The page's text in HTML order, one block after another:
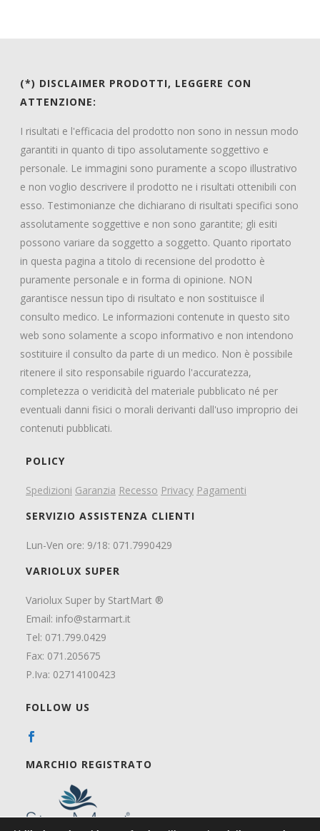
(*) DISCLAIMER PRODOTTI, LEGGERE CON
ATTENZIONE:
I risultati e l'efficacia del prodotto non sono in nessun modo
garantiti in quanto di tipo assolutamente soggettivo e
personale. Le immagini sono puramente a scopo illustrativo
e non voglio descrivere il prodotto ne i risultati ottenibili con
esso. Testimonianze che dichiarano di risultati specifici sono
assolutamente soggettive e non sono garantite; gli esiti
possono variare da soggetto a soggetto. Quanto riportato
in questa pagina a titolo di recensione del prodotto è
puramente personale e in forma di opinione. NON
garantisce nessun tipo di risultato e non sostituisce il
consulto medico. Le informazioni contenute in questo sito
web sono solamente a scopo informativo e non intendono
sostituire il consulto da parte di un medico. Non è possibile
ritenere il sito responsabile riguardo l'accuratezza,
completezza o veridicità del materiale pubblicato né per
eventuali danni fisici o morali derivanti dall'uso improprio dei
contenuti pubblicati.
POLICY
Spedizioni Garanzia Recesso Privacy Pagamenti
SERVIZIO ASSISTENZA CLIENTI
Lun-Ven ore: 9/18: 071.7990429
VARIOLUX SUPER
Variolux Super by StartMart ®
Email: info@starmart.it
Tel: 071.799.0429
Fax: 071.205675
P.Iva: 02714100423
FOLLOW US
MARCHIO REGISTRATO